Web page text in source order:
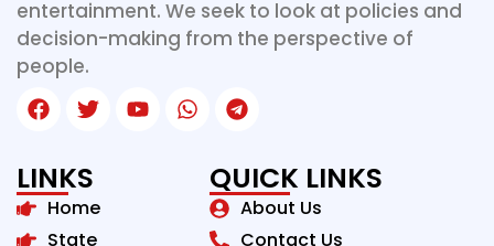
entertainment. We seek to look at policies and
decision-making from the perspective of
people.
LINKS
Home
State
QUICK LINKS
About Us
Contact Us